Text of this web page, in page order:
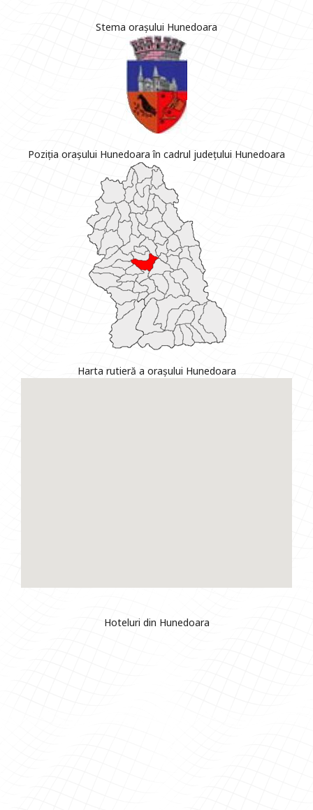
Stema orașului Hunedoara
Poziția orașului Hunedoara în cadrul județului Hunedoara
Harta rutieră a orașului Hunedoara
Hoteluri din Hunedoara